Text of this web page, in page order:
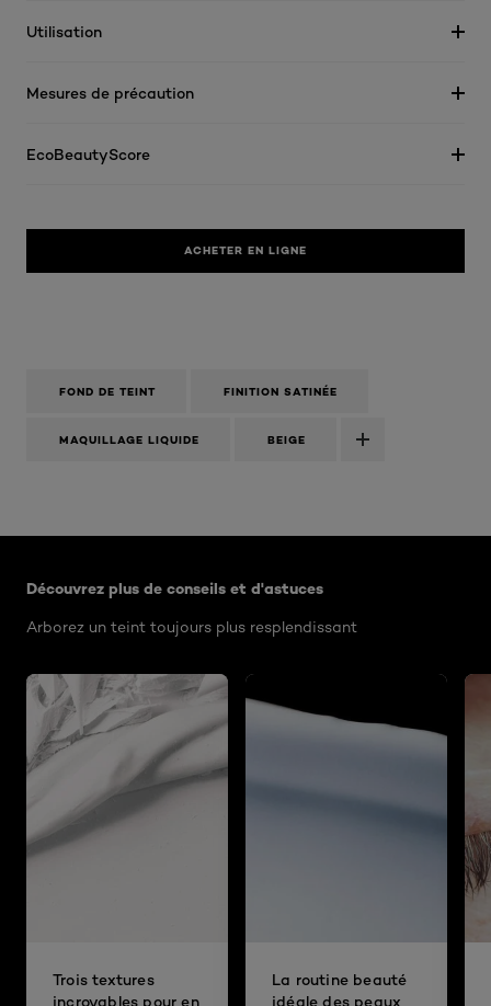
Utilisation
Mesures de précaution
EcoBeautyScore
ACHETER EN LIGNE
FOND DE TEINT FINITION SATINÉE
MAQUILLAGE LIQUIDE BEIGE
Découvrez plus de conseils et d'astuces
Arborez un teint toujours plus resplendissant
Trois textures
incroyables pour en
La routine beauté
idéale des peaux